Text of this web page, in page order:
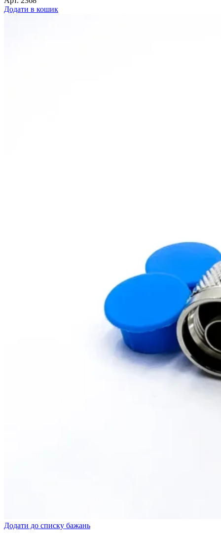
Додати в кошик
Додати до списку бажань